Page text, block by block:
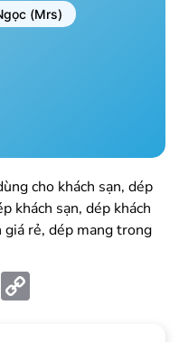
(Mrs)
cho khách sạn, dép
khách sạn, dép khách
giá rẻ, dép mang trong
Twitter